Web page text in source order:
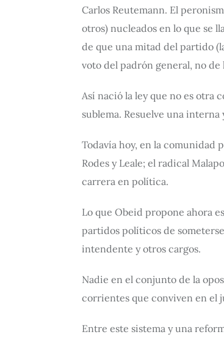
Carlos Reutemann. El
otros) nucleados en lo que se
de que una mitad del partido
voto del padrón general, no de
Así nació la ley que no es otra
sublema. Resuelve una
Todavía hoy, en la comunidad
Rodes y Leale; el radical
carrera en política.
Lo que Obeid propone ahora
partidos políticos de
intendente y otros cargos.
Nadie en el conjunto de la
corrientes que conviven en el
Entre este sistema y una